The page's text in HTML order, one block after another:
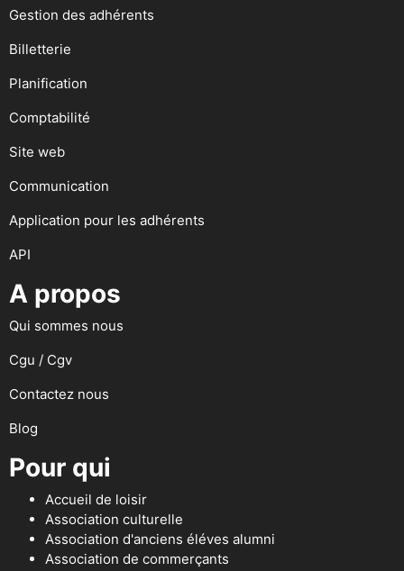
Gestion des adhérents
Billetterie
Planification
Comptabilité
Site web
Communication
Application pour les adhérents
API
A propos
Qui sommes nous
Cgu / Cgv
Contactez nous
Blog
Pour qui
Accueil de loisir
Association culturelle
Association d'anciens éléves alumni
Association de commerçants